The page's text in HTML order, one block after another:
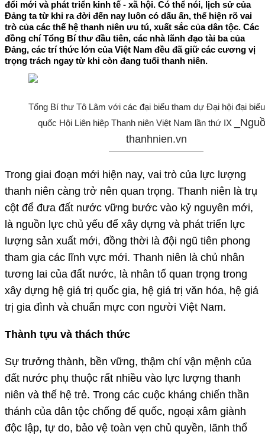
đổi mới và phát triển kinh tế - xã hội. Có thể nói, lịch sử của
Đảng ta từ khi ra đời đến nay luôn có dấu ấn, thể hiện rõ vai
trò của các thế hệ thanh niên ưu tú, xuất sắc của dân tộc. Các
đồng chí Tổng Bí thư đầu tiên, các nhà lãnh đạo tài ba của
Đảng, các trí thức lớn của Việt Nam đều đã giữ các cương vị
trọng trách ngay từ khi còn đang tuổi thanh niên.
Tổng Bí thư Tô Lâm với các đại biểu tham dự Đại hội đại
quốc Hội Liên hiệp Thanh niên Việt Nam lần thứ IX
thanhnien.vn
Trong giai đoạn mới hiện nay, vai trò của lực lượng
thanh niên càng trở nên quan trọng. Thanh niên là trụ
cột để đưa đất nước vững bước vào kỷ nguyên mới,
là nguồn lực chủ yếu để xây dựng và phát triển lực
lượng sản xuất mới, đồng thời là đội ngũ tiên phong
tham gia các lĩnh vực mới. Thanh niên là chủ nhân
tương lai của đất nước, là nhân tố quan trọng trong
xây dựng hệ giá trị quốc gia, hệ giá trị văn hóa, hệ giá
trị gia đình và chuẩn mực con người Việt Nam.
Thành tựu và thách thức
Sự trưởng thành, bền vững, thậm chí vận mệnh của
đất nước phụ thuộc rất nhiều vào lực lượng thanh
niên và thế hệ trẻ. Trong các cuộc kháng chiến thần
thánh của dân tộc chống đế quốc, ngoại xâm giành
độc lập, tự do, bảo vệ toàn vẹn chủ quyền, lãnh thổ